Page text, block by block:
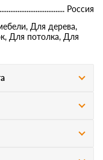
Россия
Для дерева,
Для потолка, Для